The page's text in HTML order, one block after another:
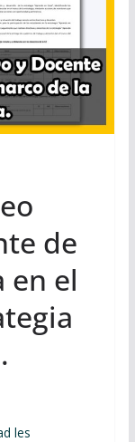
de
en el
les